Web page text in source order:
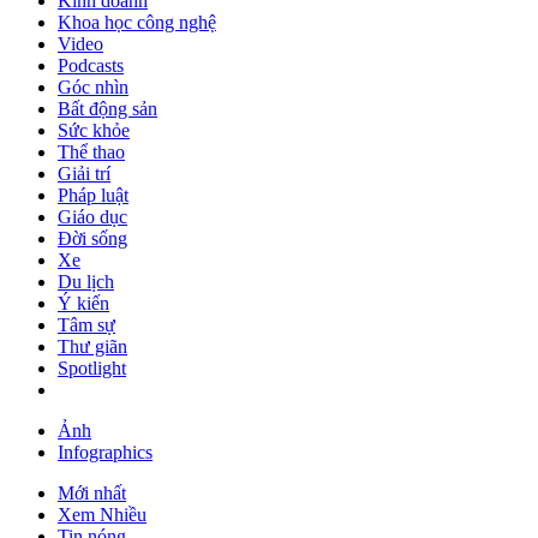
Khoa học công nghệ
Video
Podcasts
Góc nhìn
Bất động sản
Sức khỏe
Thể thao
Giải trí
Pháp luật
Giáo dục
Đời sống
Xe
Du lịch
Ý kiến
Tâm sự
Thư giãn
Spotlight
Ảnh
Infographics
Mới nhất
Xem Nhiều